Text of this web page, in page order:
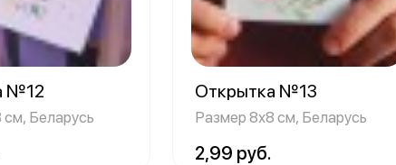
№12
Беларусь
Открытка №13
Размер 8х8 см, Беларусь
2,99 руб.